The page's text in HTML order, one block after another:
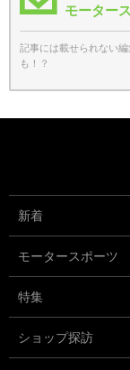
モーター
記事には載せられない
も！？
新着
モータースポーツ
特集
ショップ探訪